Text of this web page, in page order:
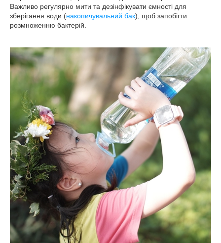
Важливо регулярно мити та дезінфікувати ємності для
зберігання води (накопичувальний бак), щоб запобігти
розмноженню бактерій.